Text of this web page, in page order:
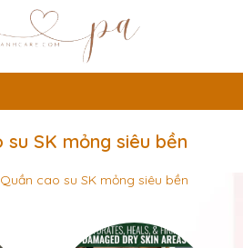
su SK mỏng siêu bền
cao su SK mỏng siêu bền